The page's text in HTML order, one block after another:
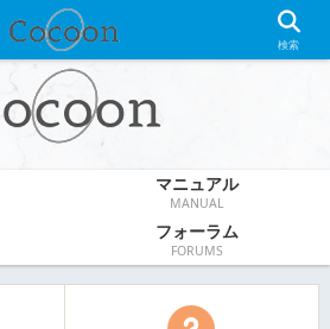
WordPress無料テーマ
マニュアル
MANUAL
フォーラム
FORUMS
検索